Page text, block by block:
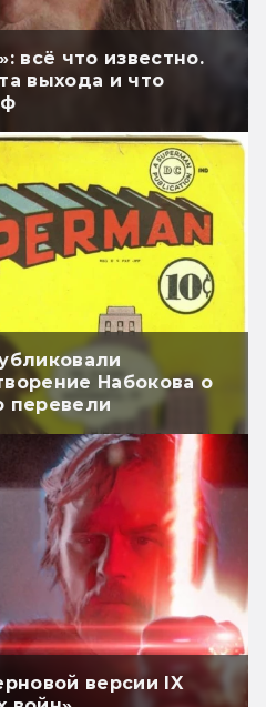
всё что известно.
выхода и что
Набокова о
перевели
версии IX